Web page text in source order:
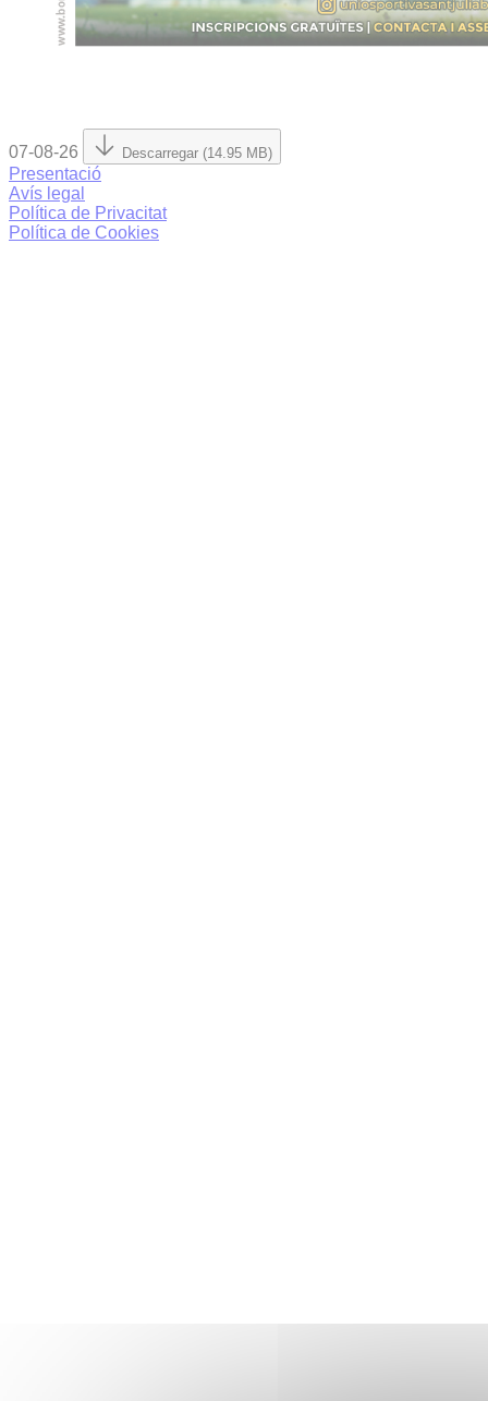
07-08-26 Descarregar (14.95 MB)
Presentació
Avís legal
Política de Privacitat
Política de Cookies